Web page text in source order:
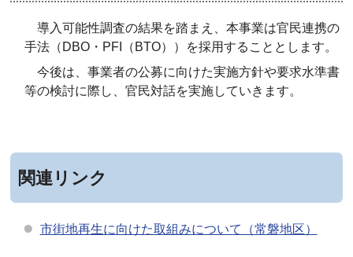
導入可能性調査の結果を踏まえ、本事業は官民連携の
手法（DBO・PFI（BTO））を採用することとします。
今後は、事業者の公募に向けた実施方針や要求水準書
等の検討に際し、官民対話を実施していきます。
関連リンク
市街地再生に向けた取組みについて（常磐地区）